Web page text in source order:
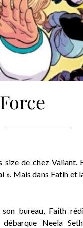
size de chez Valiant.
». Mais dans Fatih et
bureau, Faith
Neela